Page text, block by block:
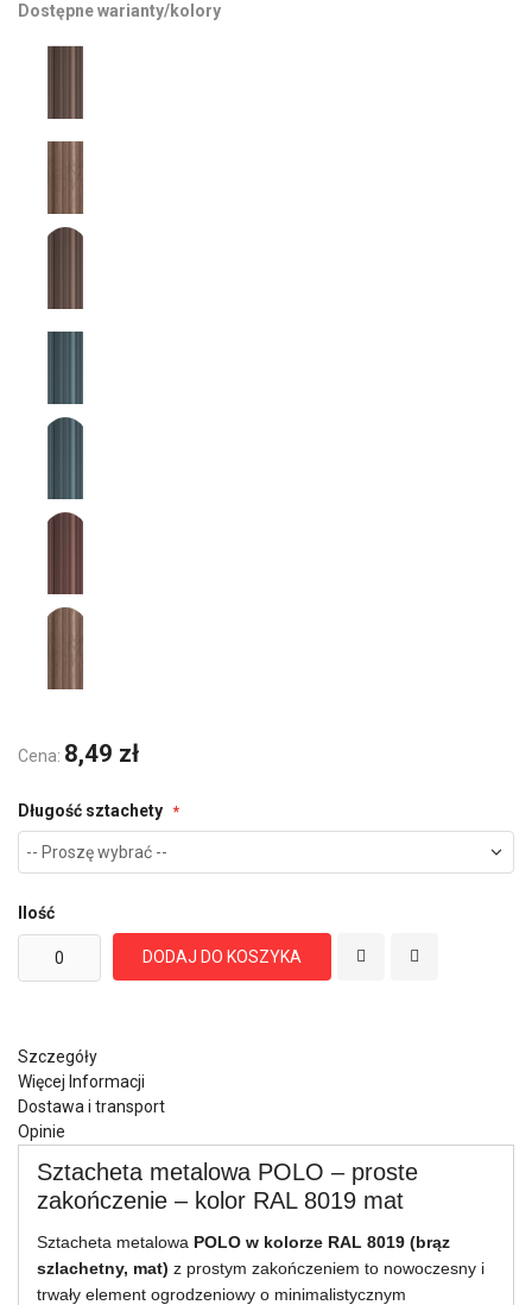
Dostępne warianty/kolory
Cena: 8,49 zł
Długość sztachety
Ilość
DODAJ DO KOSZYKA
Szczegóły
Więcej Informacji
Dostawa i transport
Opinie
Sztacheta metalowa POLO – proste
zakończenie – kolor RAL 8019 mat
Sztacheta metalowa POLO w kolorze RAL 8019 (brąz
szlachetny, mat) z prostym zakończeniem to nowoczesny i
trwały element ogrodzeniowy o minimalistycznym